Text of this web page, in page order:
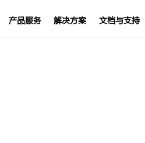
产品服务 解决方案 文档与支持